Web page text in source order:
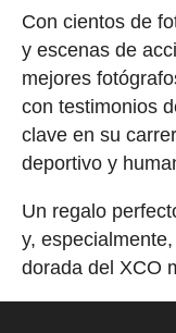
Con cientos de
y escenas de
mejores
con testimonios
clave en su
deportivo y
Un regalo
y,
dorada del XCO